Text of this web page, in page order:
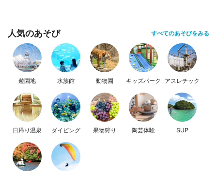
人気のあそび すべてのあそびをみる
遊園地 水族館 動物園 キッズパーク アスレチック
日帰り温泉 ダイビング 果物狩り 陶芸体験 SUP